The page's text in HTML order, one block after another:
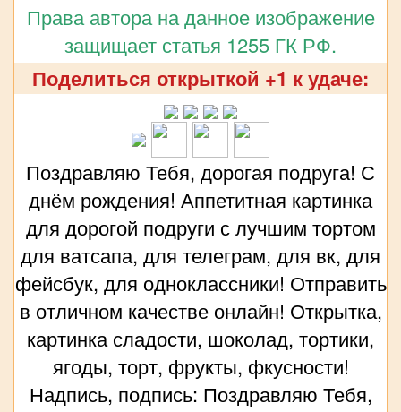
Права автора на данное изображение
защищает статья 1255 ГК РФ.
Поделиться открыткой +1 к удаче:
Поздравляю Тебя, дорогая подруга! С
днём рождения! Аппетитная картинка
для дорогой подруги с лучшим тортом
для ватсапа, для телеграм, для вк, для
фейсбук, для одноклассники! Отправить
в отличном качестве онлайн! Открытка,
картинка сладости, шоколад, тортики,
ягоды, торт, фрукты, фкусности!
Надпись, подпись: Поздравляю Тебя,